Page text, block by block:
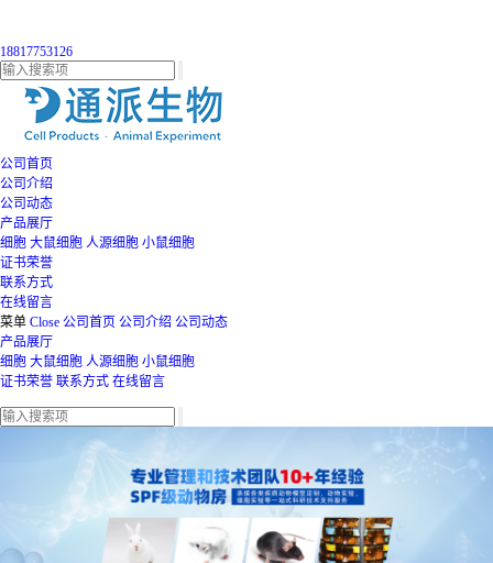
18817753126
公司首页
公司介绍
公司动态
产品展厅
细胞 大鼠细胞 人源细胞 小鼠细胞
证书荣誉
联系方式
在线留言
菜单 Close 公司首页 公司介绍 公司动态
产品展厅
细胞 大鼠细胞 人源细胞 小鼠细胞
证书荣誉 联系方式 在线留言